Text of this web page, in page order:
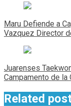
Navegación
de
entradas
Maru Defiende a
Vazquez Director
Juarenses
Campamento de la
Related